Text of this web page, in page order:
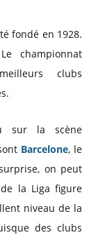
fondé en 1928.
championnat
clubs
sur la scène
Barcelone, le
on peut
la Liga figure
niveau de la
des clubs